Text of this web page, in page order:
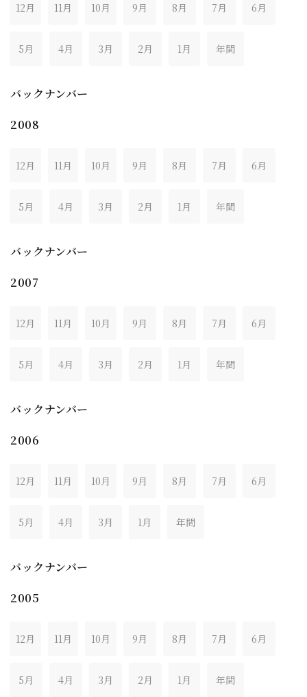
12月 11月 10月 9月 8月 7月 6月
5月 4月 3月 2月 1月 年間
バックナンバー
2008
12月 11月 10月 9月 8月 7月 6月
5月 4月 3月 2月 1月 年間
バックナンバー
2007
12月 11月 10月 9月 8月 7月 6月
5月 4月 3月 2月 1月 年間
バックナンバー
2006
12月 11月 10月 9月 8月 7月 6月
5月 4月 3月 1月 年間
バックナンバー
2005
12月 11月 10月 9月 8月 7月 6月
5月 4月 3月 2月 1月 年間